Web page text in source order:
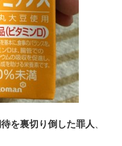
を裏切り倒した罪人